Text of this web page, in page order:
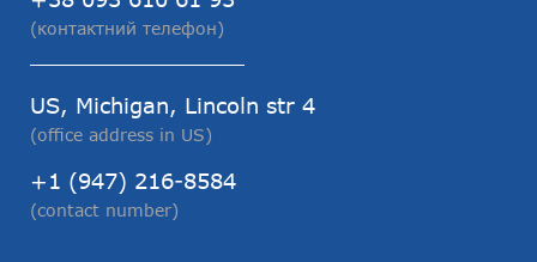
(контактний телефон)
US, Michigan, Lincoln str 4
(office address in US)
+1 (947) 216-8584
(contact number)